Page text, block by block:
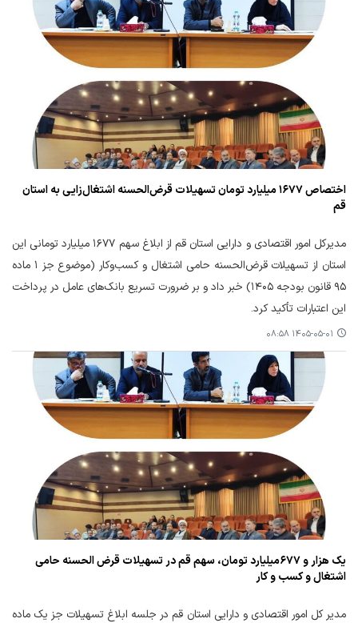
اختصاص ۱۶۷۷ میلیارد تومان تسهیلات قرض‌الحسنه اشتغال‌زایی به استان
قم
مدیرکل امور اقتصادی و دارایی استان قم از ابلاغ سهم ۱۶۷۷ میلیارد تومانی این
استان از تسهیلات قرض‌الحسنه حامی اشتغال و کسب‌وکار (موضوع جز ۱ ماده
۹۵ قانون بودجه ۱۴۰۵) خبر داد و بر ضرورت تسریع بانک‌های عامل در پرداخت
این اعتبارات تأکید کرد.
۱۴۰۵-۰۵-۰۱ ۰۸:۵۸
یک هزار و ۶۷۷میلیارد تومان، سهم قم در تسهیلات قرض الحسنه حامی
اشتغال و کسب و کار
مدیر کل امور اقتصادی و دارایی استان قم در جلسه ابلاغ تسهیلات جز یک ماده